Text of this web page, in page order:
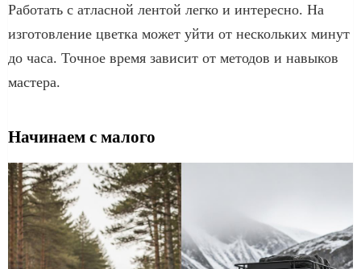
Работать с атласной лентой легко и интересно. На
изготовление цветка может уйти от нескольких минут
до часа. Точное время зависит от методов и навыков
мастера.
Начинаем с малого